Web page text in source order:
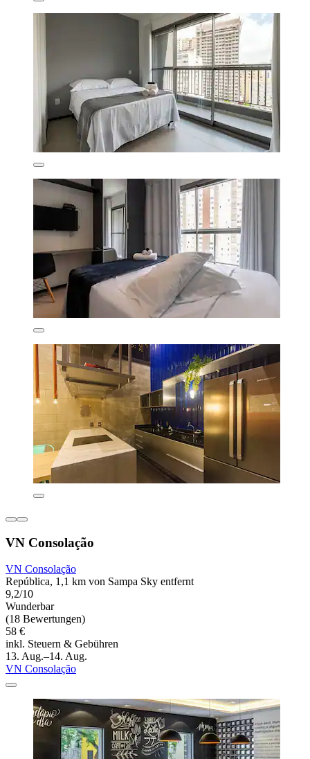
VN Consolação
VN Consolação
República, 1,1 km von Sampa Sky entfernt
9,2/10
Wunderbar
(18 Bewertungen)
58 €
inkl. Steuern & Gebühren
13. Aug.–14. Aug.
VN Consolação